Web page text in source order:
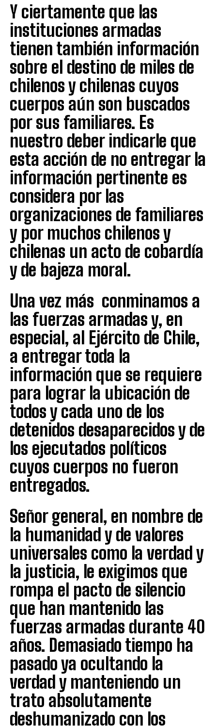
Y ciertamente que las
instituciones armadas
tienen también información
sobre el destino de miles de
chilenos y chilenas cuyos
cuerpos aún son buscados
por sus familiares. Es
nuestro deber indicarle que
esta acción de no entregar la
información pertinente es
considera por las
organizaciones de familiares
y por muchos chilenos y
chilenas un acto de cobardía
y de bajeza moral.
Una vez más conminamos a
las fuerzas armadas y, en
especial, al Ejército de Chile,
a entregar toda la
información que se requiere
para lograr la ubicación de
todos y cada uno de los
detenidos desaparecidos y de
los ejecutados políticos
cuyos cuerpos no fueron
entregados.
Señor general, en nombre de
la humanidad y de valores
universales como la verdad y
la justicia, le exigimos que
rompa el pacto de silencio
que han mantenido las
fuerzas armadas durante 40
años. Demasiado tiempo ha
pasado ya ocultando la
verdad y manteniendo un
trato absolutamente
deshumanizado con los